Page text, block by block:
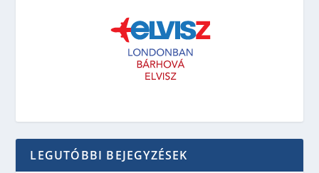
LEGUTÓBBI BEJEGYZÉSEK